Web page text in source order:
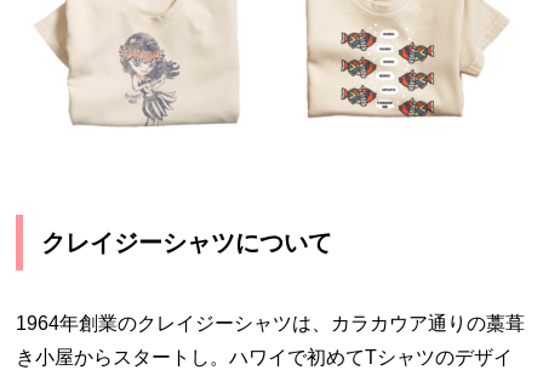
クレイジーシャツについて
1964年創業のクレイジーシャツは、カラカウア通りの藁葺
き小屋からスタートし。ハワイで初めてTシャツのデザイ